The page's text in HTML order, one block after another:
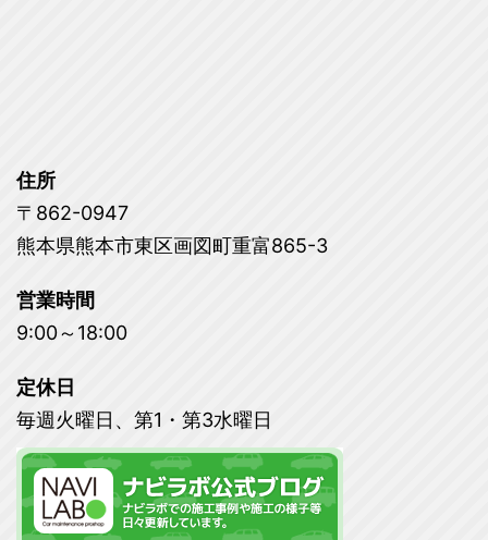
住所
〒862-0947
熊本県熊本市東区画図町重富865-3
営業時間
9:00～18:00
定休日
毎週火曜日、第1・第3水曜日